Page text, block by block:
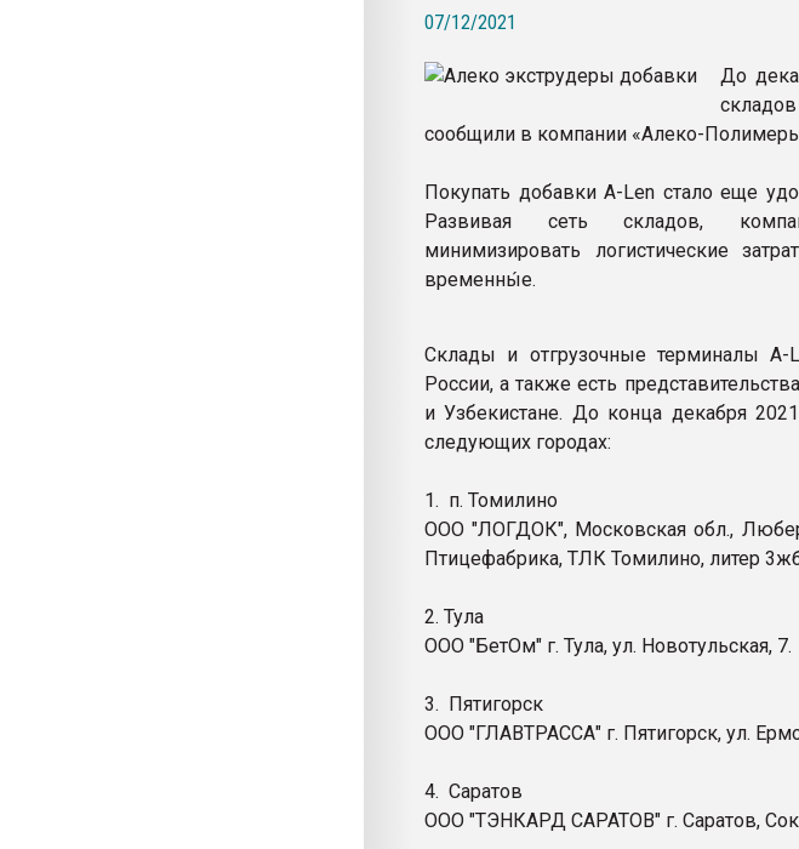
ПЕРЕЙТИ НА ФОРУМ
07/12/2021
До
сообщили в компании «Алеко-
Покупать добавки A-Len стало еще
Развивая сеть складов,
минимизировать логистические
временны́е.
Склады и отгрузочные терминалы
России, а также есть
и Узбекистане. До конца декабря
следующих городах:
1. п. Томилино
ООО "ЛОГДОК", Московская обл.,
Птицефабрика, ТЛК Томилино, литер
2. Тула
ООО "БетОм" г. Тула, ул. Новотульская, 7.
3. Пятигорск
ООО "ГЛАВТРАССА" г. Пятигорск, ул.
4. Саратов
ООО "ТЭНКАРД САРАТОВ" г. Саратов,